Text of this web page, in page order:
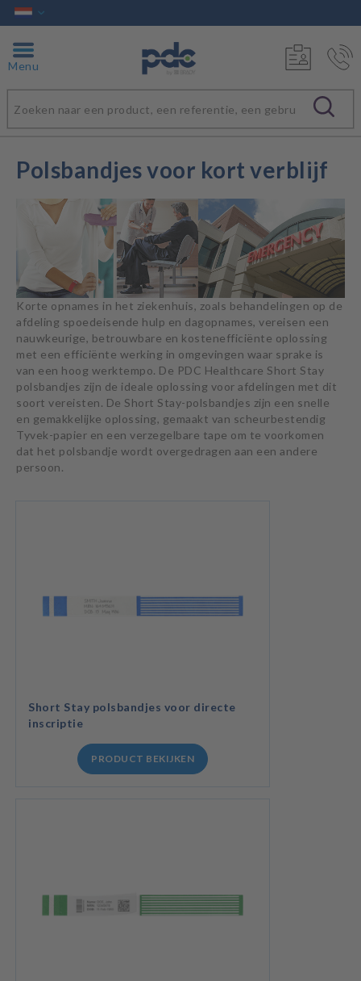
Menu
Polsbandjes voor kort verblijf
Korte opnames in het ziekenhuis, zoals behandelingen op de
afdeling spoedeisende hulp en dagopnames, vereisen een
nauwkeurige, betrouwbare en kostenefficiënte oplossing
met een efficiënte werking in omgevingen waar sprake is
van een hoog werktempo. De PDC Healthcare Short Stay
polsbandjes zijn de ideale oplossing voor afdelingen met dit
soort vereisten. De Short Stay-polsbandjes zijn een snelle
en gemakkelijke oplossing, gemaakt van scheurbestendig
Tyvek-papier en een verzegelbare tape om te voorkomen
dat het polsbandje wordt overgedragen aan een andere
persoon.
Short Stay polsbandjes voor directe
inscriptie
PRODUCT BEKIJKEN